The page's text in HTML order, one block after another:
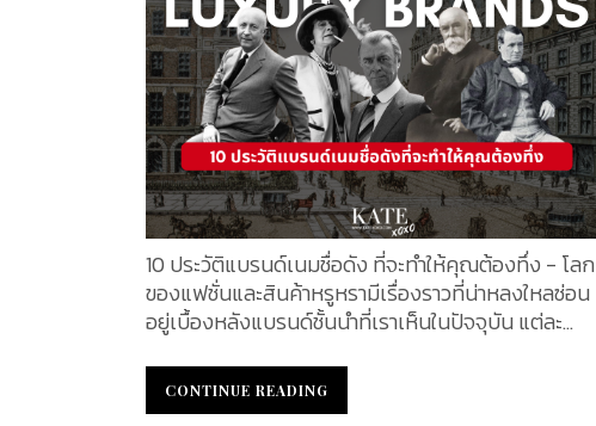
10 ประวัติแบรนด์เนมชื่อดัง ที่จะทำให้คุณต้องทึ่ง - โลก
ของแฟชั่นและสินค้าหรูหรามีเรื่องราวที่น่าหลงใหลซ่อน
อยู่เบื้องหลังแบรนด์ชั้นนำที่เราเห็นในปัจจุบัน แต่ละ
วิเคราะห์อย่างรอบคอบและการทดลองตลาดเพื่อ
สร้างสรรค์ผลงานที่ตอบโจทย์ผู้บริโภค จากการล้มลุก
CONTINUE READING
CONTINUE READING